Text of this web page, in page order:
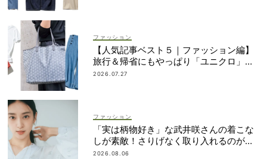
ファッション
【人気記事ベスト５｜ファッション編】
旅行＆帰省にもやっぱり「ユニクロ」が
最強説！
2026.07.27
ファッション
「実は柄物好き」な武井咲さんの着こな
しが素敵！さりげなく取り入れるのが気
分
2026.08.06